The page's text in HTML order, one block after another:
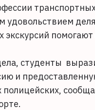
студенты
и